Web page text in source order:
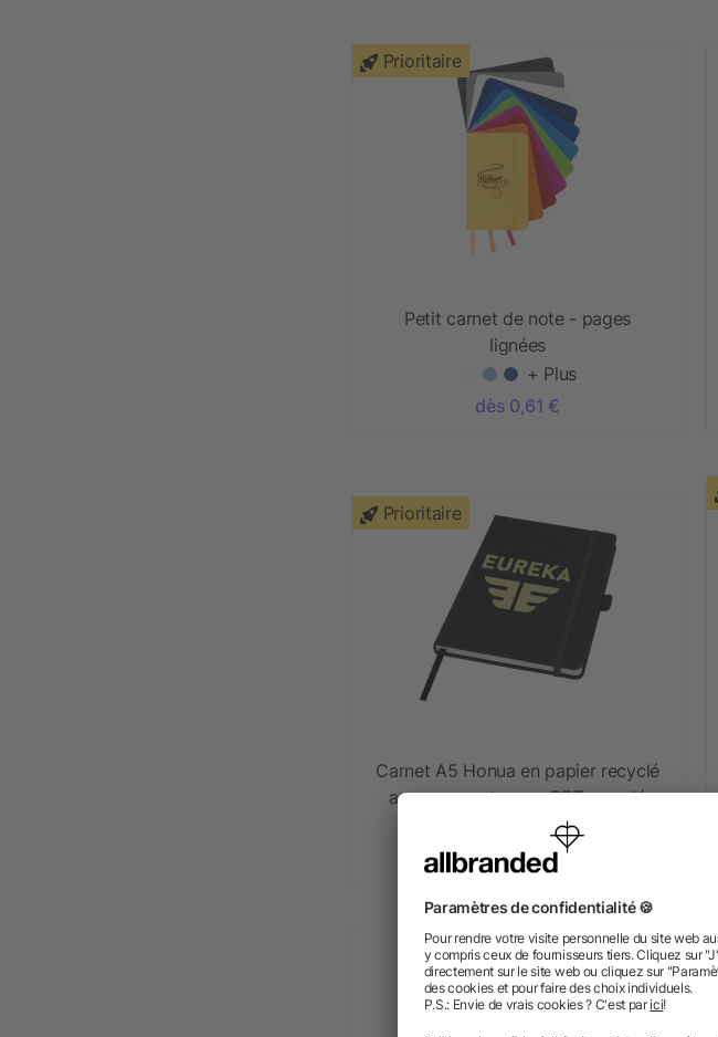
Prioritaire
Petit carnet de note - pages
lignées
+ Plus
dès 0,61 €
Prioritaire
Carnet A5 Honua en papier recyclé
avec couverture en PET recyclé
+ Plus
dès 1,61 €